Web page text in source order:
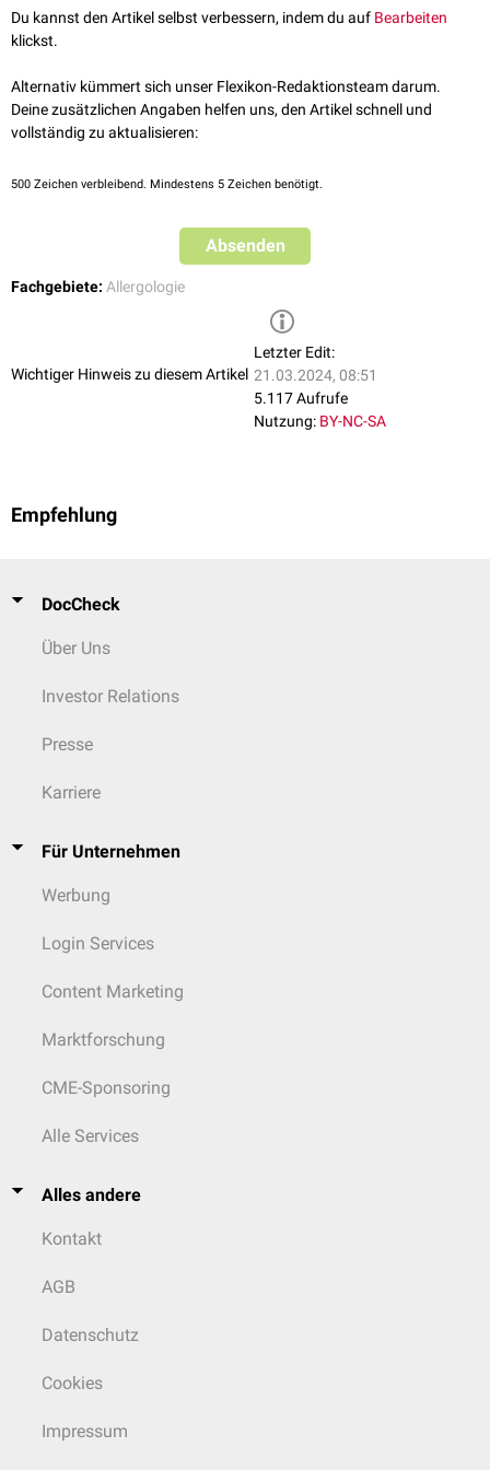
Dies hat zur Folge, dass eine Therapie
mit Allergoiden schneller
durchgeführt werden kann, als mit nativen Allergenen, da die notwendige
Du kannst den Artikel selbst verbessern, indem du auf Bearbeiten
klickst.
Alternativ kümmert sich unser Flexikon-Redaktionsteam darum.
Deine zusätzlichen Angaben helfen uns, den Artikel schnell und
vollständig zu aktualisieren:
500 Zeichen verbleibend. Mindestens 5 Zeichen benötigt.
Absenden
Fachgebiete: Allergologie
Wichtiger Hinweis zu diesem Artikel
Letzter Edit:
21.03.2024, 08:51
5.117 Aufrufe
Nutzung: BY-NC-SA
Empfehlung
DocCheck
Über Uns
Investor Relations
Presse
Karriere
Für Unternehmen
Werbung
Login Services
Content Marketing
Marktforschung
CME-Sponsoring
Alle Services
Alles andere
Kontakt
AGB
Datenschutz
Cookies
Impressum